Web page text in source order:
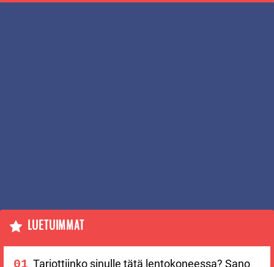
LUETUIMMAT
Tarjottiinko sinulle tätä lentokoneessa? Sano